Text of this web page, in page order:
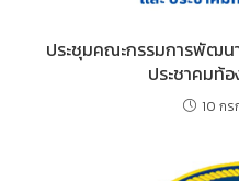
ประชุมคณะกรรมการพัฒน
ประชาคมท้
10 ก